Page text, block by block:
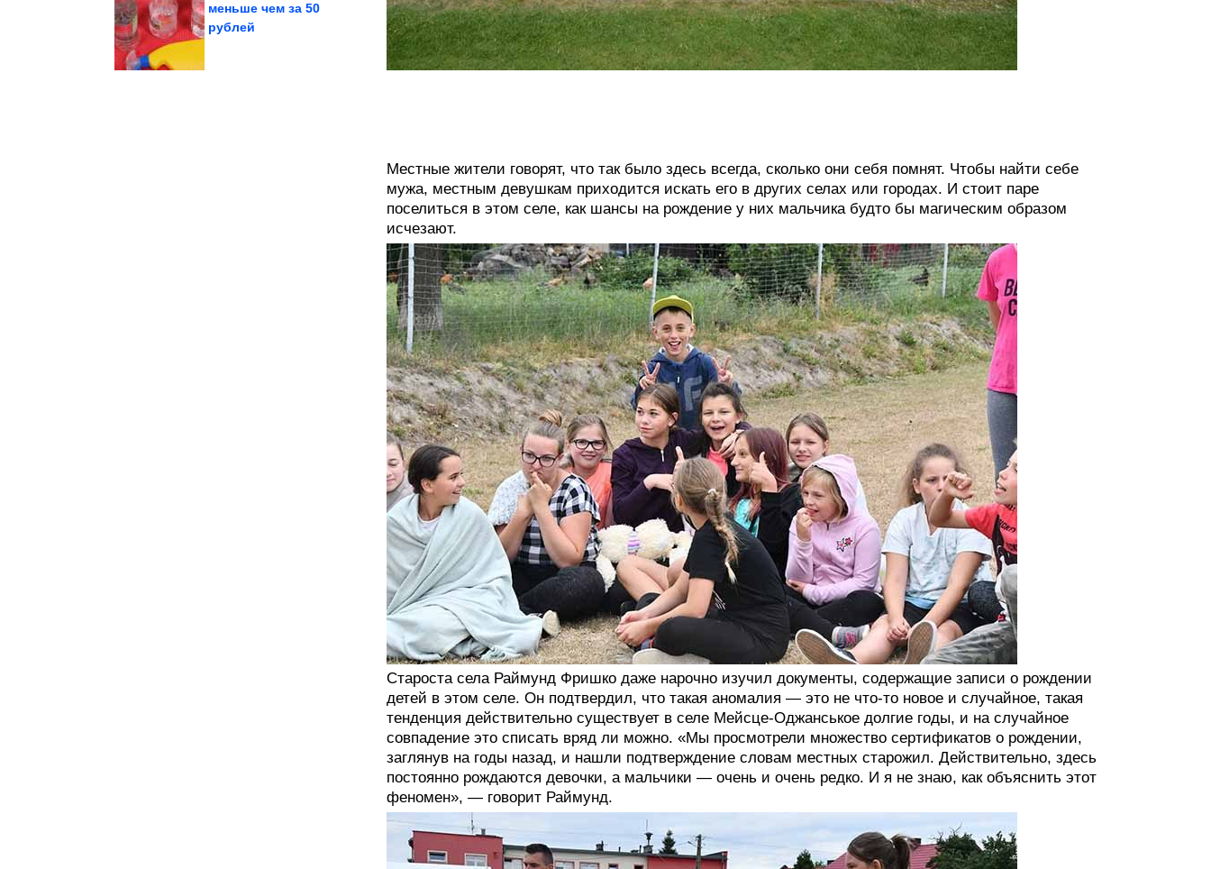
Антикварные находки,
которые доказывают,
что странный...
меньше чем за 50
рублей
Местные жители говорят, что так было здесь всегда, сколько они себя помнят. Чтобы найти себе
мужа, местным девушкам приходится искать его в других селах или городах. И стоит паре
поселиться в этом селе, как шансы на рождение у них мальчика будто бы магическим образом
исчезают.
Староста села Раймунд Фришко даже нарочно изучил документы, содержащие записи о рождении
детей в этом селе. Он подтвердил, что такая аномалия — это не что-то новое и случайное, такая
тенденция действительно существует в селе Мейсце-Оджанськое долгие годы, и на случайное
совпадение это списать вряд ли можно. «Мы просмотрели множество сертификатов о рождении,
заглянув на годы назад, и нашли подтверждение словам местных старожил. Действительно, здесь
постоянно рождаются девочки, а мальчики — очень и очень редко. И я не знаю, как объяснить этот
феномен», — говорит Раймунд.